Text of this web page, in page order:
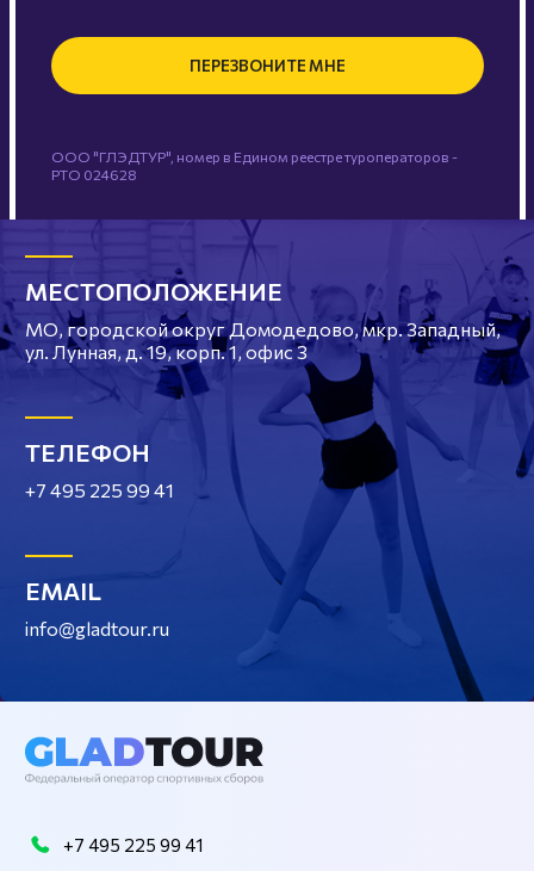
ПЕРЕЗВОНИТЕ МНЕ
ООО "ГЛЭДТУР", номер в Едином реестре туроператоров -
РТО 024628
МЕСТОПОЛОЖЕНИЕ
МО, городской округ Домодедово, мкр. Западный,
ул. Лунная, д. 19, корп. 1, офис 3
ТЕЛЕФОН
+7 495 225 99 41
EMAIL
info@gladtour.ru
+7 495 225 99 41